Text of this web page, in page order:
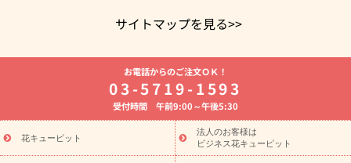
サイトマップを見る>>
よく贈られる花
お祝いの花特集
誕生日フラワーギフト特集
8月の誕生花(トルコキキョウ)
開店・開業祝い
お供え・お悔やみ お供え・お悔やみの花
通夜・葬儀に贈る花 胡蝶蘭・花鉢
ーブドフラワー
季節のイベント
ひまわり ギフト・プレゼント
特集
お盆 花（新盆・初盆） 季節のイベント
お盆 花（新
盆・初盆）
お盆 花（新盆・初盆）
お盆・お供え 花とセットギ
お電話からのご注文ＯＫ！
03-5719-1593
受付時間 午前9:00～午後5:30
花キューピット
法人のお客様は
ビジネス花キューピット